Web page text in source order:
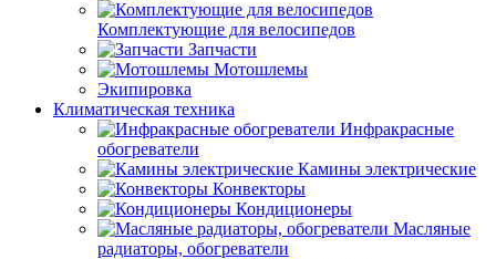
Комплектующие для велосипедов
Запчасти
Мотошлемы
Экипировка
Климатическая техника
Инфракрасные
обогреватели
Камины электрические
Конвекторы
Кондиционеры
Масляные
радиаторы, обогреватели